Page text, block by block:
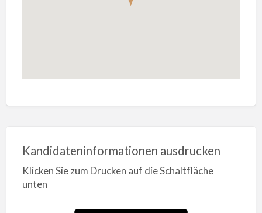
Kandidateninformationen ausdrucken
Klicken Sie zum Drucken auf die Schaltfläche
unten